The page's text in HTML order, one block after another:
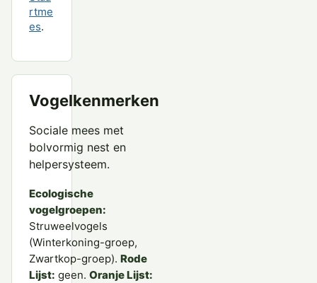
rtme
es.
Vogelkenmerken
Sociale mees met
bolvormig nest en
helpersysteem.
Ecologische
vogelgroepen:
Struweelvogels
(Winterkoning-groep,
Zwartkop-groep). Rode
Lijst: geen. Oranje Lijst: